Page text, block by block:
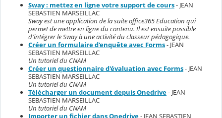
Sway : mettez en ligne votre support de cours- JEAN
SEBASTIEN MARSEILLAC
Sway est une application de la suite office365 Education qui
permet de mettre en ligne du contenu. Il est ensuite possible
d'intégrer le Sway à une activité du classeur pédagogique.
Créer un formulaire d'enquête avec Forms- JEAN
SEBASTIEN MARSEILLAC
Un tutoriel du CNAM
Créer un questionnaire d'évaluation avec Forms- JEAN
SEBASTIEN MARSEILLAC
Un tutoriel du CNAM
Télécharger un document depuis Onedrive- JEAN
SEBASTIEN MARSEILLAC
Un tutoriel du CNAM
Importer un fichier dans Onedrive- JEAN SEBASTIEN